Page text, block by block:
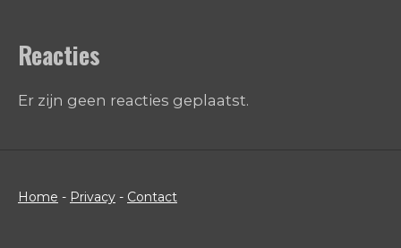
Reacties
Er zijn geen reacties geplaatst.
Home - Privacy - Contact